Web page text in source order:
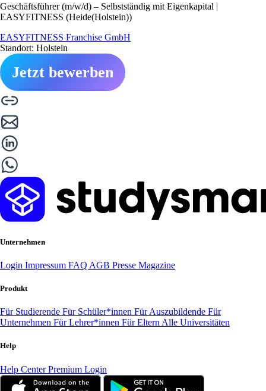
Geschäftsführer (m/w/d) – Selbstständig mit Eigenkapital |
EASYFITNESS (Heide(Holstein))
EASYFITNESS Franchise GmbH
Standort: Holstein
Jetzt bewerben
Unternehmen
Login Impressum FAQ AGB Presse Magazine
Produkt
Für Studierende Für Schüler*innen Für Auszubildende Für
Unternehmen Für Lehrer*innen Für Eltern Alle Universitäten
Help
Help CenterPremium Login